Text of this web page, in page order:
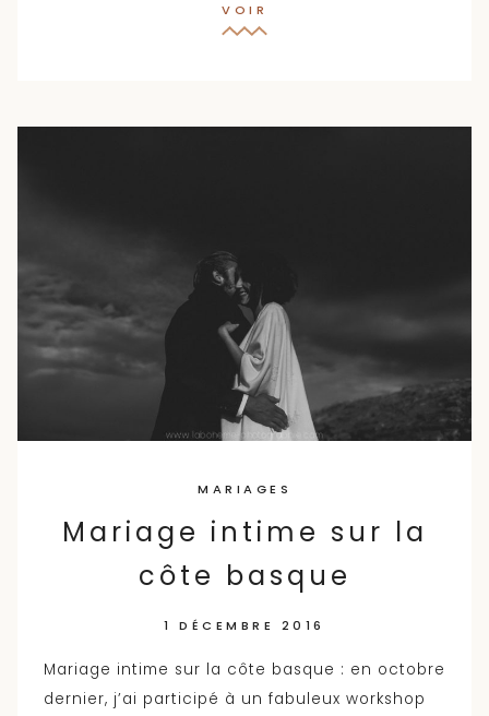
VOIR
MARIAGES
Mariage intime sur la
côte basque
1 DÉCEMBRE 2016
Mariage intime sur la côte basque : en octobre
dernier, j’ai participé à un fabuleux workshop